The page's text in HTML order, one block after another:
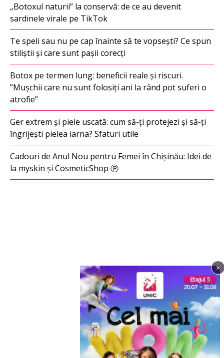
„Botoxul naturii” la conservă: de ce au devenit
sardinele virale pe TikTok
Te speli sau nu pe cap înainte să te vopsești? Ce spun
stiliștii și care sunt pașii corecți
Botox pe termen lung: beneficii reale și riscuri.
”Mușchii care nu sunt folosiți ani la rând pot suferi o
atrofie”
Ger extrem și piele uscată: cum să-ți protejezi și să-ți
îngrijești pielea iarna? Sfaturi utile
Cadouri de Anul Nou pentru Femei în Chișinău: Idei de
la myskin și CosmeticShop Ⓟ
×
Imagine